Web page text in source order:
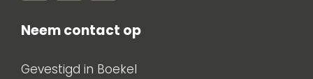
Neem contact op
Gevestigd in Boekel